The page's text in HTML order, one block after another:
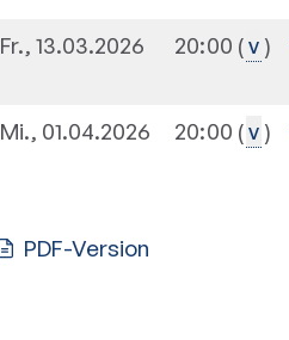
Fr., 13.03.2026 20:00 v
Mi., 01.04.2026 20:00 v
PDF-Version